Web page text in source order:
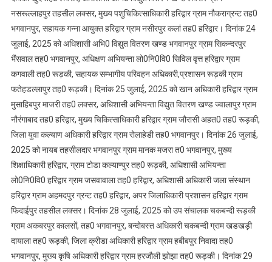
नसरूल्लाहपुर तहसील लक्सर, मुख्य पशुचिकित्साधिकारी हरिद्वार ग्राम नौकराग्रन्ट तह0
भगवानपुर, सहायक गन्ना आयुक्त हरिद्वार ग्राम नसीरपुर कलां तह0 हरिद्वार। दिनांक 24
जुलाई, 2025 को अधिशासी अभि0 विद्युत वितरण खण्ड भगवानपुर ग्राम सिकन्दरपुर
भैंसवाल तह0 भगवानपुर, अधिक्षण अभियन्ता लो0नि0वि0 सिविल वृत्त हरिद्वार ग्राम
कगवाली तह0 रूड़की, सहायक सम्भागीय परिवहन अधिकारी,प्रशासन रूड़की ग्राम
फतेहडल्लापुर तह0 रूड़की। दिनांक 25 जुलाई, 2025 को खान अधिकारी हरिद्वार ग्राम
मुसाहिबपुर माजरी तह0 लक्सर, अधिशासी अभियन्ता विद्युत वितरण खण्ड ज्वालापुर ग्राम
नौरंगाबाद तह0 हरिद्वार, मुख्य चिकित्साधिकारी हरिद्वार ग्राम जौरासी अहत0 तह0 रूड़की,
जिला युवा कल्याण अधिकारी हरिद्वार ग्राम रोलाहेडी तह0 भगवानपुर। दिनांक 26 जुलाई,
2025 को नायब तहसीलदार भगवानपुर ग्राम मानक मजरा त0 भगवानपुर, मुख्य
शिक्षाधिकारी हरिद्वार, ग्राम टोडा कल्याण्पुर तह0 रूड़की, अधिशासी अभियन्ता
लो0नि0वि0 हरिद्वार ग्राम जसवावाला तह0 हरिद्वार, अधिशासी अधिकारी जला संस्थान
हरिद्वार ग्राम अहमदपुर ग्रन्ट तह0 हरिद्वार, अपर जिलाधिकारी प्रशासन हरिद्वार ग्राम
फिदाईपुर तहसील लक्सर। दिनांक 28 जुलाई, 2025 को उप संचालक चकबन्दी रूड़की
ग्राम अकबरपुर कालसों, तह0 भगवानपुर, बन्दोबस्त अधिकारी चकबन्दी ग्राम खडखड़ी
दायाला तह0 रूड़की, जिला क्रीडा अधिकारी हरिद्वार ग्राम हबीबपुर निवादा तह0
भगवानपुर, मुख्य कृषि अधिकारी हरिद्वार ग्राम हरजौली झोझा तह0 रूड़की। दिनांक 29